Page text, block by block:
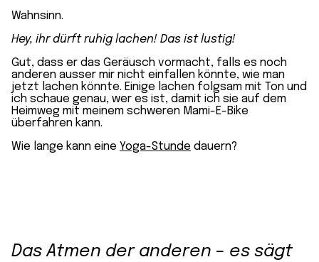
Wahnsinn.
Hey, ihr dürft ruhig lachen! Das ist lustig!
Gut, dass er das Geräusch vormacht, falls es noch
anderen ausser mir nicht einfallen könnte, wie man
jetzt lachen könnte. Einige lachen folgsam mit Ton und
ich schaue genau, wer es ist, damit ich sie auf dem
Heimweg mit meinem schweren Mami-E-Bike
überfahren kann.
Wie lange kann eine Yoga-Stunde dauern?
Das Atmen der anderen – es sägt